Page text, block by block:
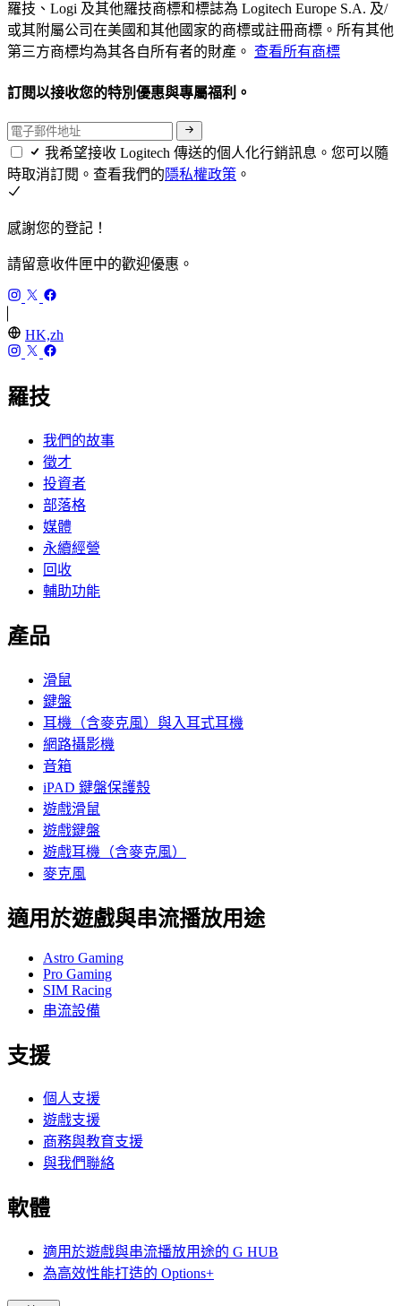
羅技、Logi 及其他羅技商標和標誌為 Logitech Europe S.A. 及/
或其附屬公司在美國和其他國家的商標或註冊商標。所有其他
第三方商標均為其各自所有者的財產。 查看所有商標
訂閱以接收您的特別優惠與專屬福利。
我希望接收 Logitech 傳送的個人化行銷訊息。您可以隨
時取消訂閱。查看我們的隱私權政策 。
感謝您的登記！
請留意收件匣中的歡迎優惠。
HK,zh
羅技
我們的故事
徵才
投資者
部落格
媒體
永續經營
回收
輔助功能
產品
滑鼠
鍵盤
耳機（含麥克風）與入耳式耳機
網路攝影機
音箱
iPAD 鍵盤保護殼
遊戲滑鼠
遊戲鍵盤
遊戲耳機（含麥克風）
麥克風
適用於遊戲與串流播放用途
Astro Gaming
Pro Gaming
SIM Racing
串流設備
支援
個人支援
遊戲支援
商務與教育支援
與我們聯絡
軟體
適用於遊戲與串流播放用途的 G HUB
為高效性能打造的 Options+